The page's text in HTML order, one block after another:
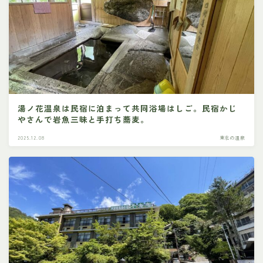
湯ノ花温泉は民宿に泊まって共同浴場はしご。民宿かじ
やさんで岩魚三昧と手打ち蕎麦。
2025.12.08 東北の温泉